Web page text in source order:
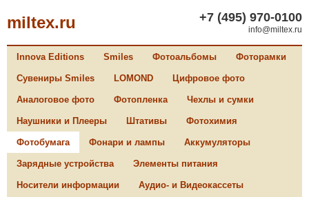
miltex.ru +7 (495) 970-0100
info@miltex.ru
Innova Editions Smiles Фотоальбомы Фоторамки
Сувениры Smiles LOMOND Цифровое фото
Аналоговое фото Фотопленка Чехлы и сумки
Наушники и Плееры Штативы Фотохимия
Фотобумага Фонари и лампы Аккумуляторы
Зарядные устройства Элементы питания
Носители информации Аудио- и Видеокассеты